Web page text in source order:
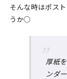
そんな時はポス
うか○
厚紙
ンダ